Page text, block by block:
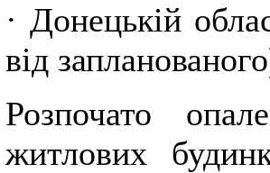
· Донецькій
від
Розпочато
житлових